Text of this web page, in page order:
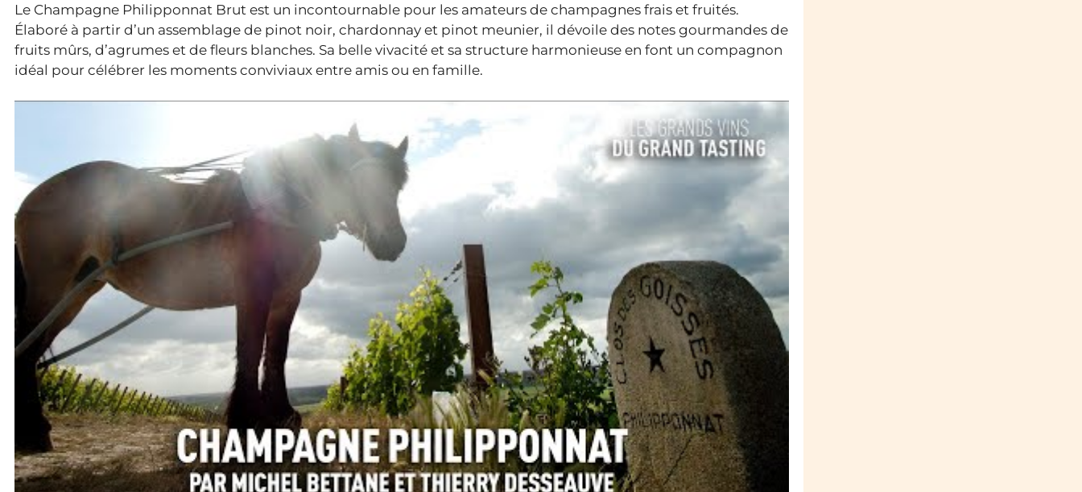
Le Champagne Philipponnat Brut est un incontournable pour les amateurs de champagnes frais et fruités.
Élaboré à partir d’un assemblage de pinot noir, chardonnay et pinot meunier, il dévoile des notes gourmandes de
fruits mûrs, d’agrumes et de fleurs blanches. Sa belle vivacité et sa structure harmonieuse en font un compagnon
idéal pour célébrer les moments conviviaux entre amis ou en famille.